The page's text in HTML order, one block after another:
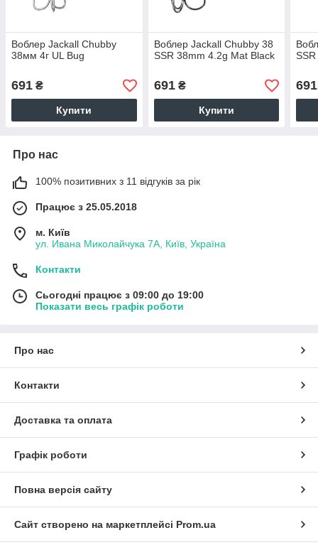
Воблер Jackall Chubby
38мм 4г UL Bug
691 ₴
Купити
Воблер Jackall Chubby 38
SSR 38mm 4.2g Mat Black
691₴
Купити
691
Про нас
100% позитивних з 11 відгуків за рік
Працює з 25.05.2018
м. Київ
ул. Ивана Миколайчука 7А, Київ, Україна
Контакти
Сьогодні працює з 09:00 до 19:00
Показати весь графік роботи
Про нас
Контакти
Доставка та оплата
Графік роботи
Повна версія сайту
Сайт створено на маркетплейсі Prom.ua